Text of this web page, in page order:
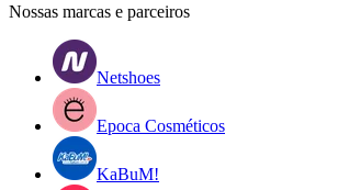
Nossas marcas e parceiros
Netshoes
Epoca Cosméticos
KaBuM!